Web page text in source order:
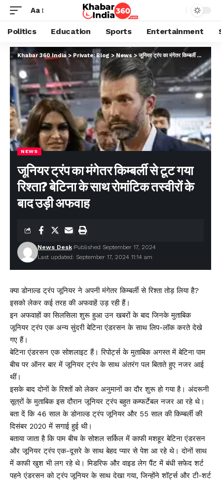
Aa
Politics Education Sports Entertainment
Khabar 360 India> Private: Blog >News>जूनियर ट्रंप का मंगेतर किम्बर्ली से टूट गया रिश्ता? बेटिना के साथ रोमांटिक तस्वीरों के बाद उड़ी अफवाह
NEWS
जूनियर ट्रंप का मंगेतर किम्बर्ली से टूट गया
रिश्ता? बेटिना के साथ रोमांटिक तस्वीरों के
बाद उड़ी अफवाह
Last updated: September 17, 2024 11:14 am
News Desk Published September 17, 2024
क्या डोनाल्ड ट्रंप जूनियर ने अपनी मंगेतर किम्बर्ली से रिश्ता तोड़ लिया है?
इसको लेकर कई तरह की अफवाहें उड़ रही हैं।
इन अफवाहों का सिलसिला शुरू हुआ उन खबरों के बाद जिनके मुताबिक
जूनियर ट्रंप एक अन्य सुंदरी बेटिना एंडरसन के साथ लिप-लॉक करते देखे
गए हैं।
बेटिना एंडरसन एक सोशलाइट हैं। रिपोर्ट्स के मुताबिक अगस्त में बेटिना पाम
बीच पर ऑनर बार में जूनियर ट्रंप के साथ अंतरंग पल बिताते हुए नजर आई
थीं।
इसके बाद दोनों के रिश्तों को लेकर अनुमानों का दौर शुरू हो गया है। अंदरूनी
सूत्रों के मुताबिक इस दौरान जूनियर ट्रंप बहुत कम्फर्टेबल नजर आ रहे थे।
बता दें कि 46 साल के डोनाल्ड ट्रंप जूनियर और 55 साल की किम्बर्ली की
दिसंबर 2020 में सगाई हुई थी।
बताया जाता है कि पाम बीच के सोशल सर्किल में काफी मशहूर बेटिना एंडरसन
और जूनियर ट्रंप एक-दूसरे के साथ बेहद प्यार से पेश आ रहे थे। दोनों साथ
में काफी खुश भी लग रहे थे। मिडरिफ और वाइड लेग पैंट में बंधी सफेद शर्ट
पहने एंडरसन को ट्रंप जूनियर के साथ देखा गया, जिन्होंने शॉर्ट्स और टी-शर्ट